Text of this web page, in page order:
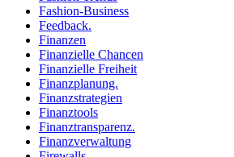
Fashion-Business
Feedback.
Finanzen
Finanzielle Chancen
Finanzielle Freiheit
Finanzplanung.
Finanzstrategien
Finanztools
Finanztransparenz.
Finanzverwaltung